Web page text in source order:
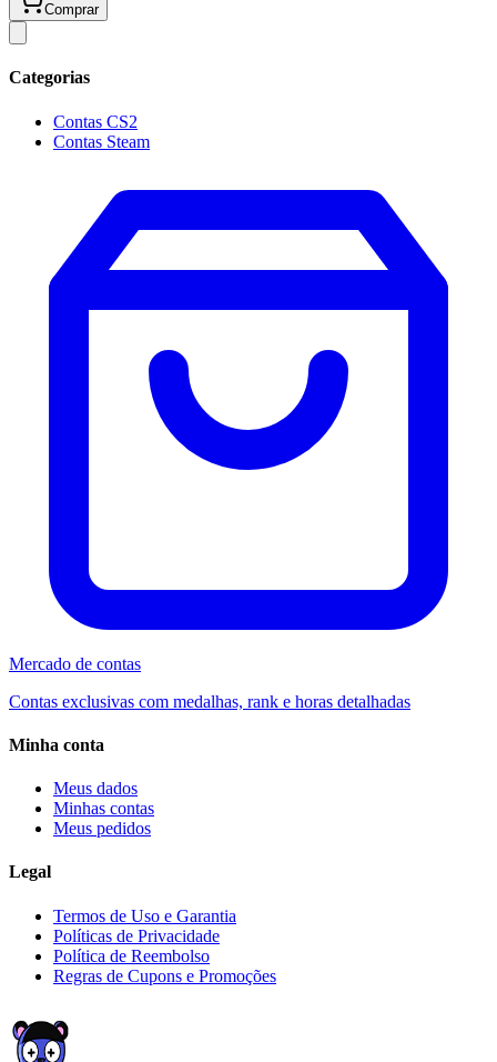
Comprar
Categorias
Contas CS2
Contas Steam
Mercado de contas
Contas exclusivas com medalhas, rank e horas detalhadas
Minha conta
Meus dados
Minhas contas
Meus pedidos
Legal
Termos de Uso e Garantia
Políticas de Privacidade
Política de Reembolso
Regras de Cupons e Promoções